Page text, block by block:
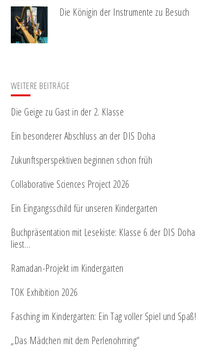
Die Königin der Instrumente zu Besuch
WEITERE BEITRÄGE
Die Geige zu Gast in der 2. Klasse
Ein besonderer Abschluss an der DIS Doha
Zukunftsperspektiven beginnen schon früh
Collaborative Sciences Project 2026
Ein Eingangsschild für unseren Kindergarten
Buchpräsentation mit Lesekiste: Klasse 6 der DIS Doha
liest…
Ramadan-Projekt im Kindergarten
TOK Exhibition 2026
Fasching im Kindergarten: Ein Tag voller Spiel und Spaß!
„Das Mädchen mit dem Perlenohrring“